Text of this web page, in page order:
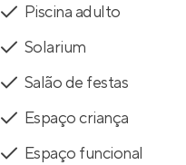
Piscina adulto
Solarium
Salão de festas
Espaço criança
Espaço funcional